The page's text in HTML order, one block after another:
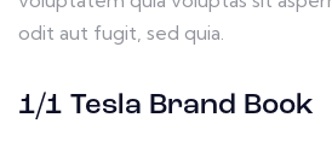
odit aut fugit, sed quia.
1/1 Tesla Brand Book